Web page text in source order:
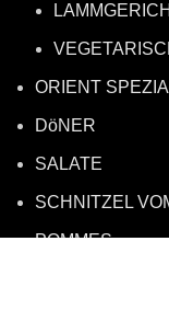
ORIENT
DöNER
SALATE
SCHNITZEL
POMMES